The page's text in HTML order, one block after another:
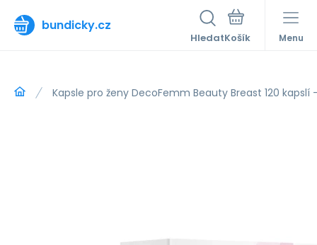
bundicky.cz
Hledat Menu
Kapsle pro ženy DecoFemm Beauty Breast 120 kapslí